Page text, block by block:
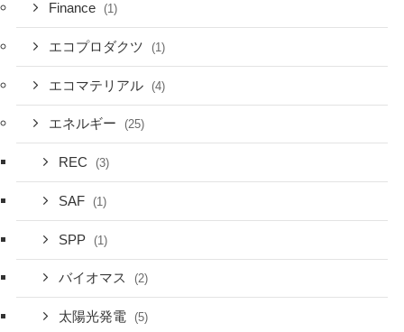
Finance (1)
エコプロダクツ (1)
エコマテリアル (4)
エネルギー (25)
REC (3)
SAF (1)
SPP (1)
バイオマス (2)
太陽光発電 (5)